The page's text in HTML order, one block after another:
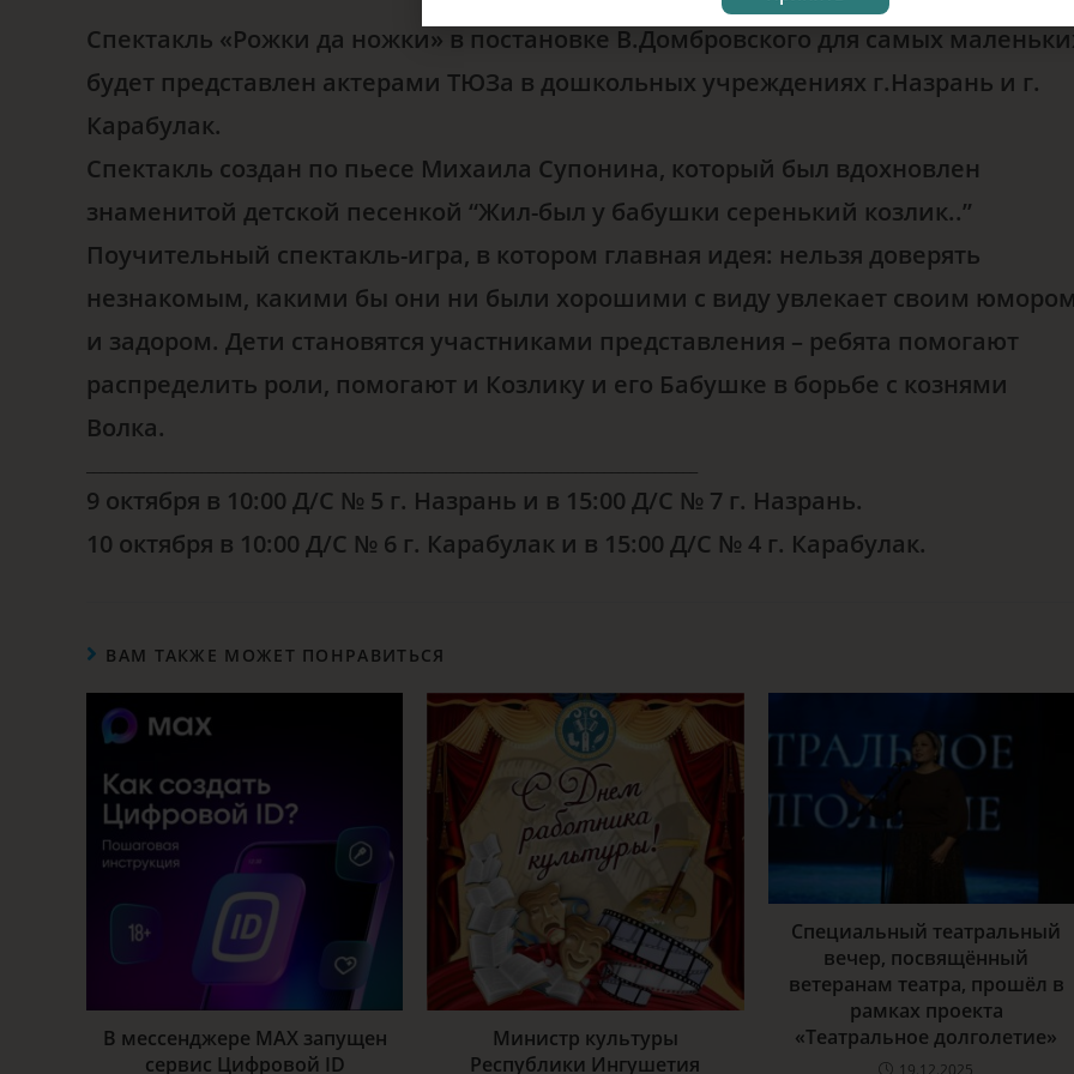
Спектакль «Рожки да ножки» в постановке В.Домбровского для самых
будет представлен актерами ТЮЗа в дошкольных учреждениях г.Назрань и г.
Карабулак.
Спектакль создан по пьесе Михаила Супонина, который был вдохновлен
знаменитой детской песенкой “Жил-был у бабушки серенький козлик..”
Поучительный спектакль-игра, в котором главная идея: нельзя доверять
незнакомым, какими бы они ни были хорошими с виду увлекает своим
и задором. Дети становятся участниками представления – ребята помогают
распределить роли, помогают и Козлику и его Бабушке в борьбе с кознями
Волка.
9 октября в 10:00 Д/С № 5 г. Назрань и в 15:00 Д/С № 7 г. Назрань.
10 октября в 10:00 Д/С № 6 г. Карабулак и в 15:00 Д/С № 4 г. Карабулак.
ВАМ ТАКЖЕ МОЖЕТ ПОНРАВИТЬСЯ
В мессенджере МАХ запущен
сервис Цифровой ID
Министр культуры
Республики Ингушетия
Специальный театральный
вечер, посвящённый
ветеранам театра, прошёл в
рамках проекта
«Театральное долголетие»